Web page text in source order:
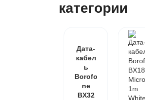
категории
Дата-
кабел
ь
Borofo
ne
BX32